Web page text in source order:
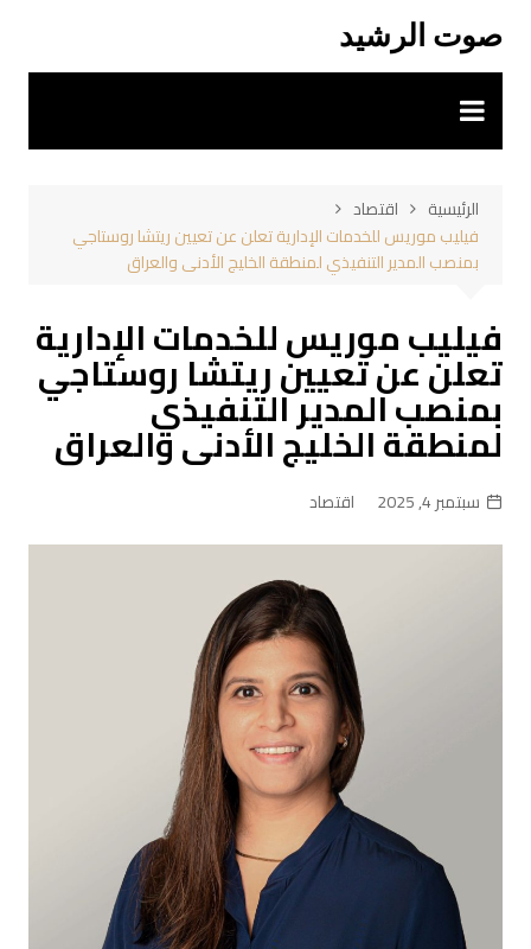
المحتوى
صوت الرشيد
الرئيسية
اقتصاد
فيليب موريس للخدمات الإدارية تعلن عن تعيين ريتشا روستاجي
بمنصب المدير التنفيذي لمنطقة الخليج الأدنى والعراق
فيليب موريس للخدمات الإدارية
تعلن عن تعيين ريتشا روستاجي
بمنصب المدير التنفيذي
لمنطقة الخليج الأدنى والعراق
سبتمبر 4, 2025 اقتصاد